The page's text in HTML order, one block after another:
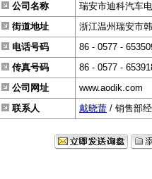
公司名称
瑞安市迪科汽车
街道地址
浙江温州瑞安市
电话号码
86 - 0577 -
传真号码
86 - 0577 -
公司网址
www.aodik.com
联系人
戴晓蕾 / 销售部